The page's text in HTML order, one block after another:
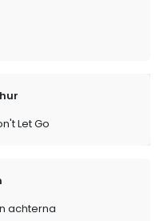
Let Go
achterna